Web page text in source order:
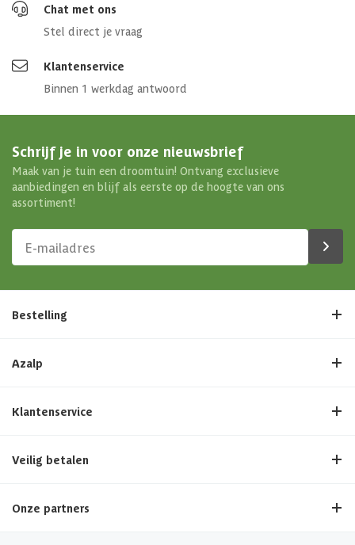
Chat met ons
Stel direct je vraag
Klantenservice
Binnen 1 werkdag antwoord
Schrijf je in voor onze nieuwsbrief
Maak van je tuin een droomtuin! Ontvang exclusieve
aanbiedingen en blijf als eerste op de hoogte van ons
assortiment!
Bestelling
Azalp
Klantenservice
Veilig betalen
Onze partners